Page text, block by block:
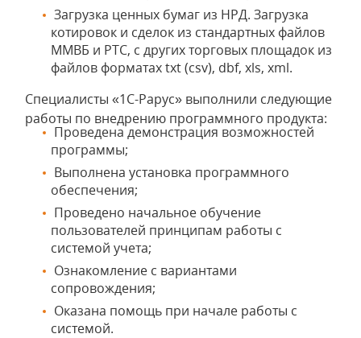
Загрузка ценных бумаг из НРД. Загрузка
котировок и сделок из стандартных файлов
ММВБ и РТС, с других торговых площадок из
файлов форматах txt (csv), dbf, xls, xml.
Специалисты «1С-Рарус» выполнили следующие
работы по внедрению программного продукта:
Проведена демонстрация возможностей
программы;
Выполнена установка программного
обеспечения;
Проведено начальное обучение
пользователей принципам работы с
системой учета;
Ознакомление с вариантами
сопровождения;
Оказана помощь при начале работы с
системой.